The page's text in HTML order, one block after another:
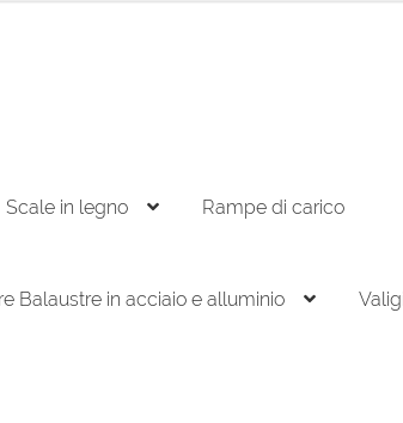
Scale in legno Rampe di carico
Balaustre in acciaio e alluminio